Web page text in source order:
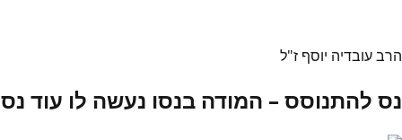
הרב עובדיה יוסף ז"ל
נס להתנוסס – המודה בנסו נעשה לו עוד נס